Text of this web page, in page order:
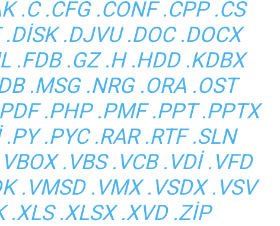
.C .CFG .CONF .CPP .CS
.DISK .DJVU .DOC .DOCX
.FDB .GZ .H .HDD .KDBX
.MSG .NRG .ORA .OST
.PHP .PMF .PPT .PPTX
.PYC .RAR .RTF .SLN
.VBS .VCB .VDI .VFD
.VMSD .VMX .VSDX .VSV
.XLS .XLSX .XVD .ZIP